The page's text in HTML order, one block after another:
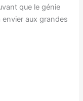
que le génie
envier aux grandes